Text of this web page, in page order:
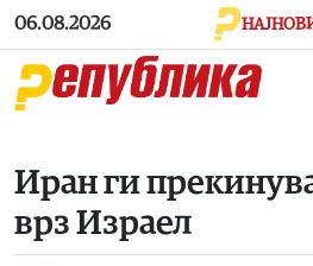
Skip to main content
06.08.2026
Иран ги
врз Израел